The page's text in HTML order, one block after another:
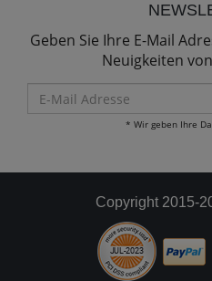
Geben Sie Ihre E-Mail
Neuigkeiten
Mail
* Wir geben Ihre
Copyright 2015-